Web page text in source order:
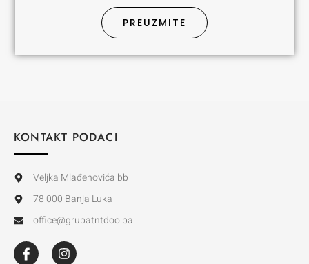
PREUZMITE
KONTAKT PODACI
Veljka Mlađenovića bb
78 000 Banja Luka
office@grupatntdoo.ba